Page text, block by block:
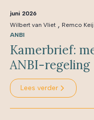
juni 2026
Wilbert van Vliet , Remco Keij
ANBI
Kamerbrief:
ANBI-regeling
Lees verder